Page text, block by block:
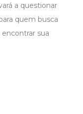
a questionar
quem busca
sua